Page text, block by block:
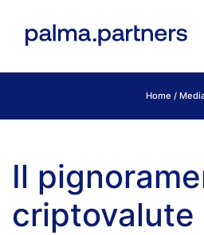
Home /
Il
criptovalute